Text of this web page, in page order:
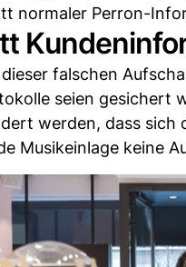
normaler Perron-
dieser falschen
seien gesichert
werden, dass sich
Musikeinlage keine